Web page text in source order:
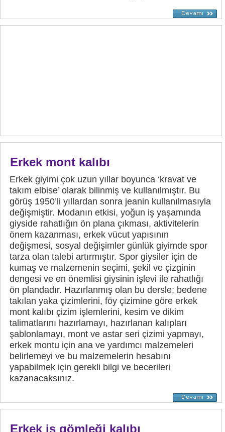
Erkek mont kalıbı
Erkek giyimi çok uzun yıllar boyunca ‘kravat ve
takım elbise’ olarak bilinmiş ve kullanılmıştır. Bu
görüş 1950’li yıllardan sonra jeanin kullanılmasıyla
değişmiştir. Modanın etkisi, yoğun iş yaşamında
giyside rahatlığın ön plana çıkması, aktivitelerin
önem kazanması, erkek vücut yapısının
değişmesi, sosyal değişimler günlük giyimde spor
tarza olan talebi artırmıştır. Spor giysiler için de
kumaş ve malzemenin seçimi, şekil ve çizginin
dengesi ve en önemlisi giysinin işlevi ile rahatlığı
ön plandadır. Hazırlanmış olan bu dersle; bedene
takılan yaka çizimlerini, föy çizimine göre erkek
mont kalıbı çizim işlemlerini, kesim ve dikim
talimatlarını hazırlamayı, hazırlanan kalıpları
şablonlamayı, mont ve astar seri çizimi yapmayı,
erkek montu için ana ve yardımcı malzemeleri
belirlemeyi ve bu malzemelerin hesabını
yapabilmek için gerekli bilgi ve becerileri
kazanacaksınız.
Erkek iş gömleği kalıbı